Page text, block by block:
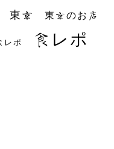
東京 東京のお店
レポ 食レポ